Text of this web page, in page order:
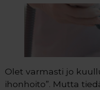
Olet varmasti jo
ihonhoito”. Mutta